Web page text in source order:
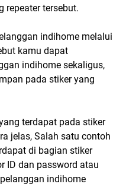
repeater tersebut.
indihome melalui
kamu dapat
indihome sekaligus,
pada stiker yang
terdapat pada stiker
jelas, Salah satu contoh
di bagian stiker
ID dan password atau
indihome